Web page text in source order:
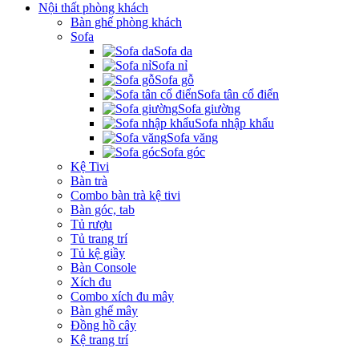
Nội thất phòng khách
Bàn ghế phòng khách
Sofa
Sofa da
Sofa nỉ
Sofa gỗ
Sofa tân cổ điển
Sofa giường
Sofa nhập khẩu
Sofa văng
Sofa góc
Kệ Tivi
Bàn trà
Combo bàn trà kệ tivi
Bàn góc, tab
Tủ rượu
Tủ trang trí
Tủ kệ giầy
Bàn Console
Xích đu
Combo xích đu mây
Bàn ghế mây
Đồng hồ cây
Kệ trang trí